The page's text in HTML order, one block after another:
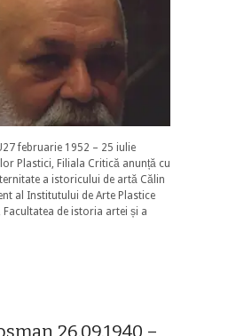
februarie 1952 – 25 iulie
Plastici, Filiala Critică anunță cu
a istoricului de artă Călin
al Institutului de Arte Plastice
de istoria artei și a
26.09.1940 –